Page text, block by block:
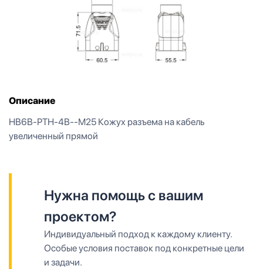
Описание
HB6B-PTH-4B--M25 Кожух разъема на кабель
увеличенный прямой
Нужна помощь с вашим
проектом?
Индивидуальный подход к каждому клиенту.
Особые условия поставок под конкретные цели
и задачи.